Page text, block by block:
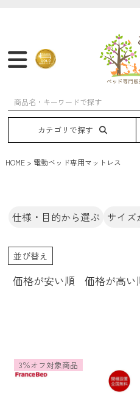
マットレス フレーム
カテゴリで探す
HOME 電動ベッド専用マットレス
仕様・目的から選ぶ サイズ
並び替え
価格が安い順 価格が高い
3％オフ対象商品